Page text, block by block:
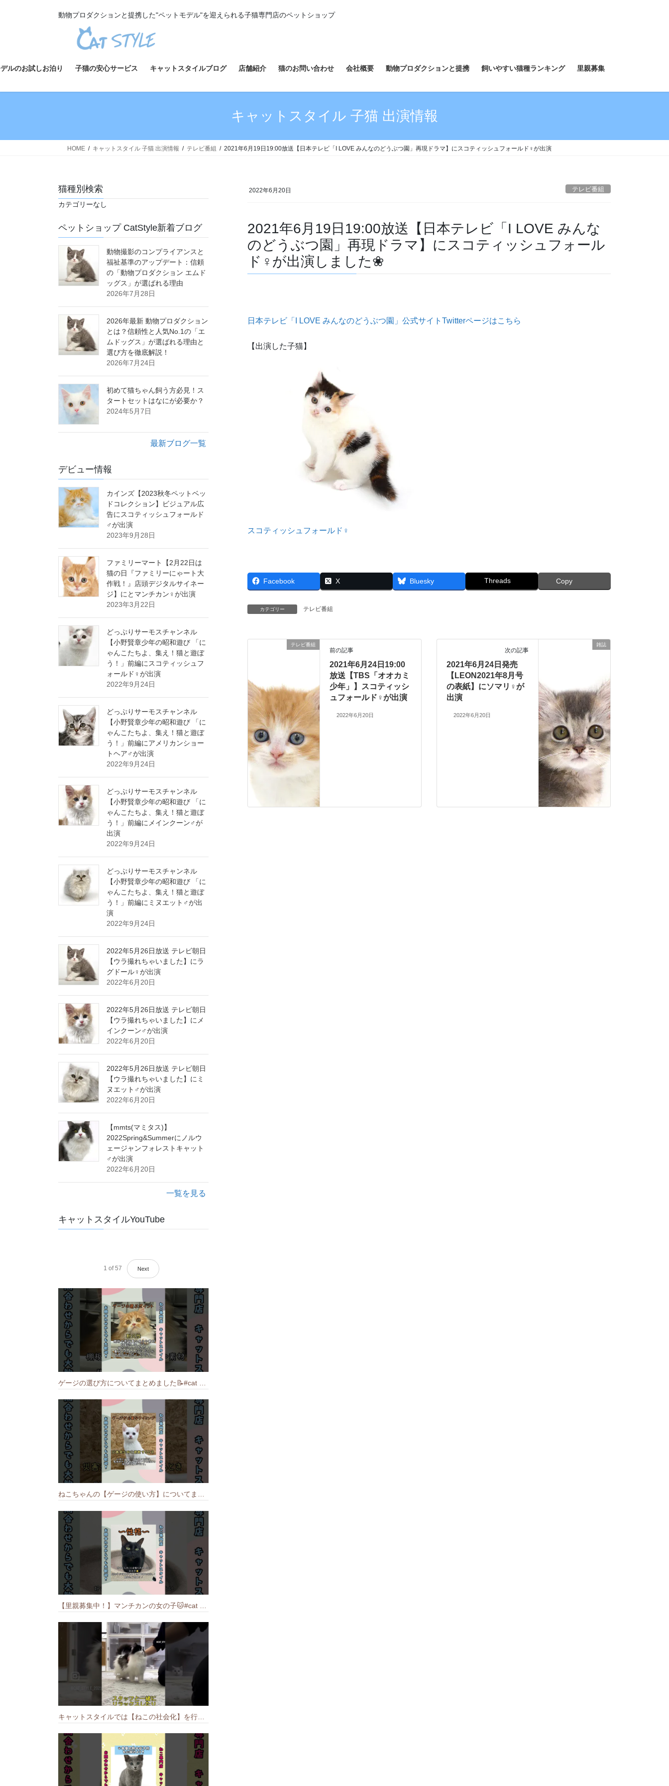
へ
ョ
動物プロダクションと提携した"ペットモデル"を迎えられる子猫専門店のペットショップ
ルのお試しお泊り 子猫の安心サービス キャットスタイルブログ 店舗紹介 猫のお問い合わせ 会社概要 動物プロダクションと提携 飼いやすい猫種ランキング 里親募集
キャットスタイル 子猫 出演情報
HOME キャットスタイル 子猫 出演情報 テレビ番組 2021年6月19日19:00放送【日本テレビ「I LOVE みんなのどうぶつ園」再現ドラマ】にスコティッシュフォールド♀が出演
2022年6月20日 テレビ番組
2021年6月19日19:00放送【日本テレビ「I LOVE みんな
のどうぶつ園」再現ドラマ】にスコティッシュフォール
ド♀が出演しました❀
日本テレビ「I LOVE みんなのどうぶつ園」公式サイトTwitterページはこちら
【出演した子猫】
スコティッシュフォールド♀
Facebook X Bluesky Threads Copy
カテゴリー テレビ番組
テレビ番組
前の記事
2021年6月24日19:00
放送【TBS「オオカミ
少年」】スコティッシ
ュフォールド♀が出演
2022年6月20日
雑誌
次の記事
2021年6月24日発売
【LEON2021年8月号
の表紙】にソマリ♀が
出演
2022年6月20日
猫種別検索
カテゴリーなし
ペットショップ CatStyle新着ブログ
動物撮影のコンプライアンスと
福祉基準のアップデート：信頼
の「動物プロダクション エムド
ッグス」が選ばれる理由
2026年7月28日
2026年最新 動物プロダクション
とは？信頼性と人気No.1の「エ
ムドッグス」が選ばれる理由と
選び方を徹底解説！
2026年7月24日
初めて猫ちゃん飼う方必見！ス
タートセットはなにが必要か？
2024年5月7日
最新ブログ一覧
デビュー情報
カインズ【2023秋冬ペットベッ
ドコレクション】ビジュアル広
告にスコティッシュフォールド
♂が出演
2023年9月28日
ファミリーマート【2月22日は
猫の日『ファミリーにゃート大
作戦！』店頭デジタルサイネー
ジ】にとマンチカン♀が出演
2023年3月22日
どっぷりサーモスチャンネル
【小野賢章少年の昭和遊び 「に
ゃんこたちよ、集え！猫と遊ぼ
う！」前編にスコティッシュフ
ォールド♀が出演
2022年9月24日
どっぷりサーモスチャンネル
【小野賢章少年の昭和遊び 「に
ゃんこたちよ、集え！猫と遊ぼ
う！」前編にアメリカンショー
トヘア♂が出演
2022年9月24日
どっぷりサーモスチャンネル
【小野賢章少年の昭和遊び 「に
ゃんこたちよ、集え！猫と遊ぼ
う！」前編にメインクーン♂が
出演
2022年9月24日
どっぷりサーモスチャンネル
【小野賢章少年の昭和遊び 「に
ゃんこたちよ、集え！猫と遊ぼ
う！」前編にミヌエット♂が出
演
2022年9月24日
2022年5月26日放送 テレビ朝日
【ウラ撮れちゃいました】にラ
グドール♀が出演
2022年6月20日
2022年5月26日放送 テレビ朝日
【ウラ撮れちゃいました】にメ
インクーン♂が出演
2022年6月20日
2022年5月26日放送 テレビ朝日
【ウラ撮れちゃいました】にミ
ヌエット♂が出演
2022年6月20日
【mmts(マミタス)】
2022Spring&Summerにノルウ
ェージャンフォレストキャット
♂が出演
2022年6月20日
一覧を見る
キャットスタイルYouTube
1 of 57 Next
ゲージの選び方についてまとめました️📝#cat #猫のいる暮らし #ねこ #キャット #munchkin
ねこちゃんの【ゲージの使い方】についてまとめました️🐱📝